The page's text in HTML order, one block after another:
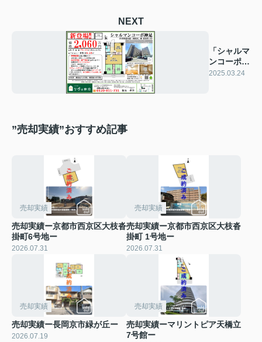
NEXT
「シャルマ
ンコーポ神
足」チラシ
2025.03.24
”売却実績”おすすめ記事
売却実績
売却実績ー京都市西京区大枝沓
掛町6号地ー
2026.07.31
売却実績
売却実績ー京都市西京区大枝沓
掛町 1号地ー
2026.07.31
売却実績
売却実績ー長岡京市緑が丘ー
2026.07.19
売却実績
売却実績ーマリントピア天橋立
7号館ー